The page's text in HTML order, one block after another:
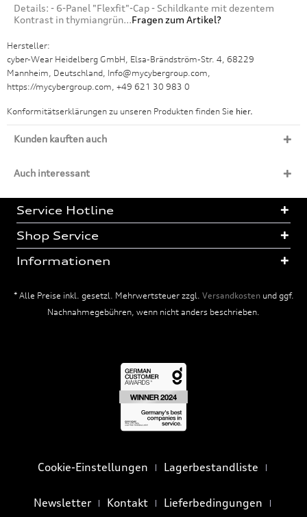
Details: - 6-Panel "Flexfit"-Cap - Schildkante mit dezentem
Kontrast in thymiangrün...Fragen zum Artikel?
Hersteller:
cyber-Wear Heidelberg GmbH, Elsa-Brändström-Str. 4, 68229
Mannheim, Deutschland, Info@mycybergroup.com,
https://mycybergroup.com, +49 621 30 983 0
Konformitätserklärungen zu unseren Produkten finden Sie hier.
Kunden kauften auch
Auch interessant
Service Hotline
Shop Service
Informationen
* Alle Preise inkl. gesetzl. Mehrwertsteuer zzgl. Versandkostenund ggf.
Nachnahmegebühren, wenn nicht anders beschrieben.
Cookie-Einstellungen Lagerbestandliste
Newsletter Kontakt Lieferbedingungen